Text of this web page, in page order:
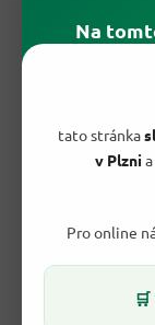
Na
tato stránka
v Plznia
Pro online
🛒
Ideální na